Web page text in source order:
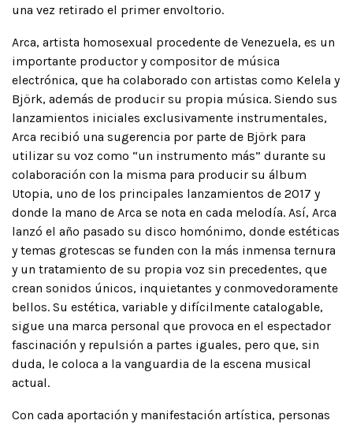
una vez retirado el primer envoltorio.
Arca, artista homosexual procedente de Venezuela, es un
importante productor y compositor de música
electrónica, que ha colaborado con artistas como Kelela y
Björk, además de producir su propia música. Siendo sus
lanzamientos iniciales exclusivamente instrumentales,
Arca recibió una sugerencia por parte de Björk para
utilizar su voz como “un instrumento más” durante su
colaboración con la misma para producir su álbum
Utopia, uno de los principales lanzamientos de 2017 y
donde la mano de Arca se nota en cada melodía. Así, Arca
lanzó el año pasado su disco homónimo, donde estéticas
y temas grotescas se funden con la más inmensa ternura
y un tratamiento de su propia voz sin precedentes, que
crean sonidos únicos, inquietantes y conmovedoramente
bellos. Su estética, variable y difícilmente catalogable,
sigue una marca personal que provoca en el espectador
fascinación y repulsión a partes iguales, pero que, sin
duda, le coloca a la vanguardia de la escena musical
actual.
Con cada aportación y manifestación artística, personas